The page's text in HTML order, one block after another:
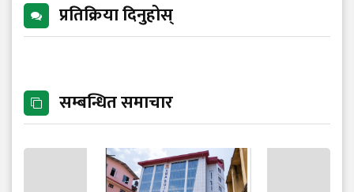
प्रतिक्रिया दिनुहोस्
सम्बन्धित समाचार